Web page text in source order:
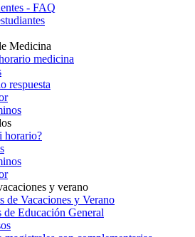
- FAQ
Medicina
medicina
respuesta
horario?
y verano
de Vacaciones y Verano
de Educación General